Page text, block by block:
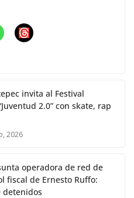
invita al Festival
2.0” con skate, rap
2026
operadora de red de
fiscal de Ernesto Ruffo:
detenidos